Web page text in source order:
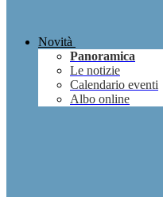
Novità
Panoramica
Le notizie
Calendario eventi
Albo online